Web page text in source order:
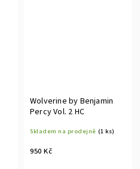
Wolverine by Benjamin
Percy Vol. 2 HC
Skladem na prodejně (1 ks)
950 Kč